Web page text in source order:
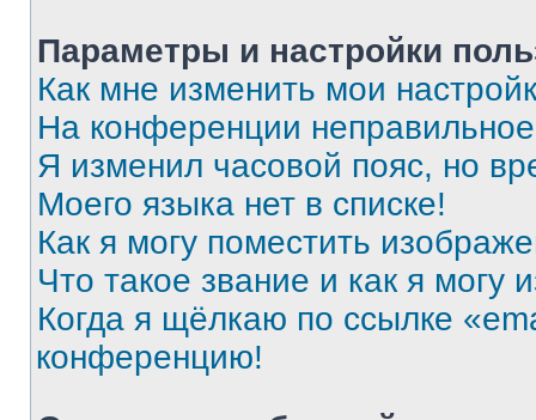
Параметры и настройки
Как мне изменить мои
На конференции
Я изменил часовой пояс, но
Моего языка нет в списке!
Как я могу поместить
Что такое звание и как я могу
Когда я щёлкаю по ссылке
конференцию!